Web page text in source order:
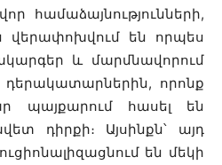
համաձայնությունների,
վերափոխվում են որպես
և մարմնավորում
որոնք
պայքարում հասել են
դիրքի։ Այսինքն՝ այդ
են մեկի